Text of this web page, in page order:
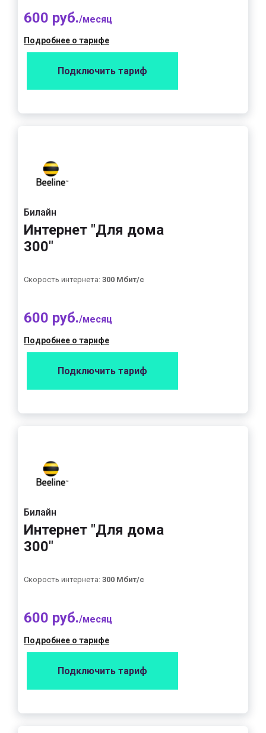
600 руб./месяц
Подробнее о тарифе
Подключить тариф
Билайн
Интернет "Для дома
300"
Скорость интернета: 300 Мбит/с
600 руб./месяц
Подробнее о тарифе
Подключить тариф
Билайн
Интернет "Для дома
300"
Скорость интернета: 300 Мбит/с
600 руб./месяц
Подробнее о тарифе
Подключить тариф